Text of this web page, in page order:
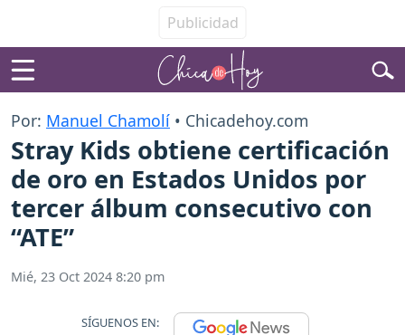
Por: Manuel Chamolí • Chicadehoy.com
Stray Kids obtiene certificación
de oro en Estados Unidos por
tercer álbum consecutivo con
“ATE”
Mié, 23 Oct 2024 8:20 pm
SÍGUENOS EN: